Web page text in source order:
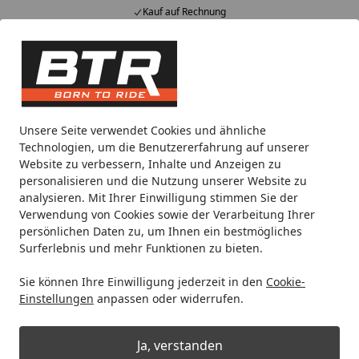
Unsere Seite verwendet Cookies und ähnliche
Technologien, um die Benutzererfahrung auf unserer
Website zu verbessern, Inhalte und Anzeigen zu
personalisieren und die Nutzung unserer Website zu
analysieren. Mit Ihrer Einwilligung stimmen Sie der
Verwendung von Cookies sowie der Verarbeitung Ihrer
persönlichen Daten zu, um Ihnen ein bestmögliches
Surferlebnis und mehr Funktionen zu bieten.
Sie können Ihre Einwilligung jederzeit in den Cookie-
Einstellungen anpassen oder widerrufen.
Ja, verstanden
Kauf auf Rechnung
Alle Produkte
Mein Konto
Suchen
Noch 2 Stunden und 29 Minuten
Spare bis zu 35% auf EVOLIFT® Zentralständer
von BTR!
Startseite
Zentralständer EVOLIFT® Zentralständer für Yamaha
Zentralständer EVOLIFT® für
Yamaha R1 GYTR 23-
% bis 08.08.2026